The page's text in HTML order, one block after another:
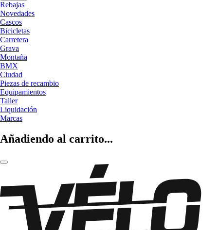
Rebajas
Novedades
Cascos
Bicicletas
Carretera
Grava
Montaña
BMX
Ciudad
Piezas de recambio
Equipamientos
Taller
Liquidación
Marcas
Añadiendo al carrito...